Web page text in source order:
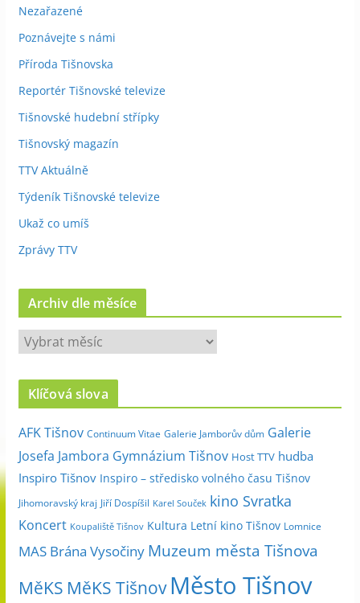
Nezařazené
Poznávejte s námi
Příroda Tišnovska
Reportér Tišnovské televize
Tišnovské hudební střípky
Tišnovský magazín
TTV Aktuálně
Týdeník Tišnovské televize
Ukaž co umíš
Zprávy TTV
Archiv dle měsíce
A
c
v
d
l
e
m
s
í
Klíčová slova
AFK Tišnov Continuum Vitae Galerie Jamborův dům Galerie
Josefa Jambora Gymnázium Tišnov Host TTV hudba
Inspiro Tišnov Inspiro – středisko volného času Tišnov
Jihomoravský kraj Jiří Dospíšil Karel Souček kino Svratka
Koncert Koupaliště Tišnov Kultura Letní kino Tišnov Lomnice
MAS Brána Vysočiny Muzeum města Tišnova
MěKS MěKS Tišnov Město Tišnov